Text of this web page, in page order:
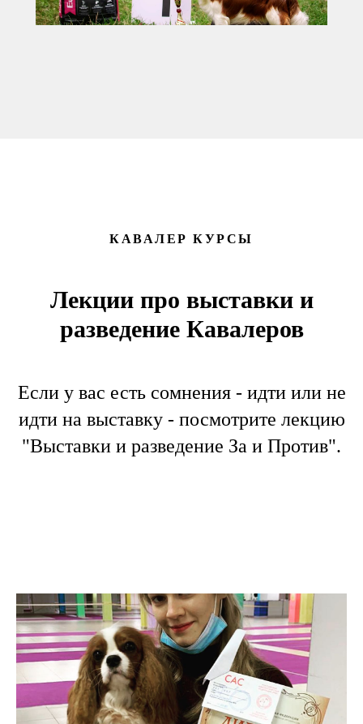
КАВАЛЕР КУРСЫ
Лекции про выставки и
разведение Кавалеров
Если у вас есть сомнения - идти или не
идти на выставку - посмотрите лекцию
"Выставки и разведение За и Против".